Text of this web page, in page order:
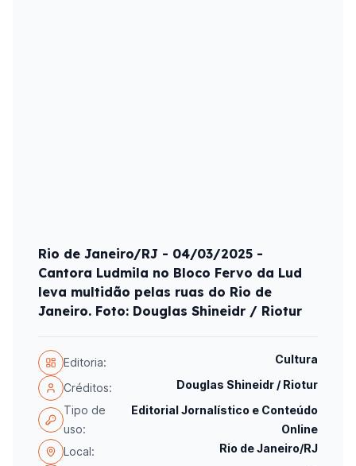
Rio de Janeiro/RJ - 04/03/2025 -
Cantora Ludmila no Bloco Fervo da Lud
leva multidão pelas ruas do Rio de
Janeiro. Foto: Douglas Shineidr / Riotur
Editoria: Cultura
Créditos:
Douglas Shineidr / Riotur
Tipo de
uso:
Editorial Jornalístico e Conteúdo
Online
Local:
Rio de Janeiro/RJ